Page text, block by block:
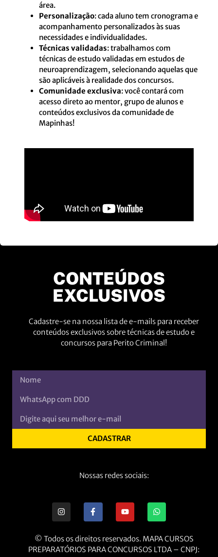
área.
Personalização: cada aluno tem cronograma e
acompanhamento personalizados às suas
necessidades e individualidades.
Técnicas validadas: trabalhamos com
técnicas de estudo validadas em estudos de
neuroaprendizagem, selecionando aquelas que
são aplicáveis à realidade dos concursos.
Comunidade exclusiva: você contará com
acesso direto ao mentor, grupo de alunos e
conteúdos exclusivos da comunidade de
Mapinhas!
CONTEÚDOS
EXCLUSIVOS
Cadastre-se na nossa lista de e-mails para receber
conteúdos exclusivos sobre técnicas de estudo e
concursos para Perito Criminal!
CADASTRAR
Nossas redes sociais:
© Todos os direitos reservados. MAPA CURSOS
PREPARATÓRIOS PARA CONCURSOS LTDA – CNPJ: